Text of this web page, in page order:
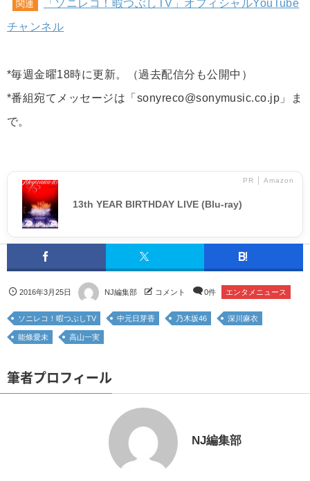
関連
「ソニレコ！暇つぶしTV」オフィシャルYouTube
チャンネル
*毎週金曜18時に更新。（過去配信分も公開中）
*番組宛てメッセージは「sonyreco@sonymusic.co.jp」ま
で。
PR │ Amazon
13th YEAR BIRTHDAY LIVE (Blu-ray)
2016年3月25日 NJ編集部 コメント 0件 エンタメニュース
ソニレコ！暇つぶしTV 中元日芽香 乃木坂46 深川麻衣
能條愛未 高山一実
筆者プロフィール
NJ編集部